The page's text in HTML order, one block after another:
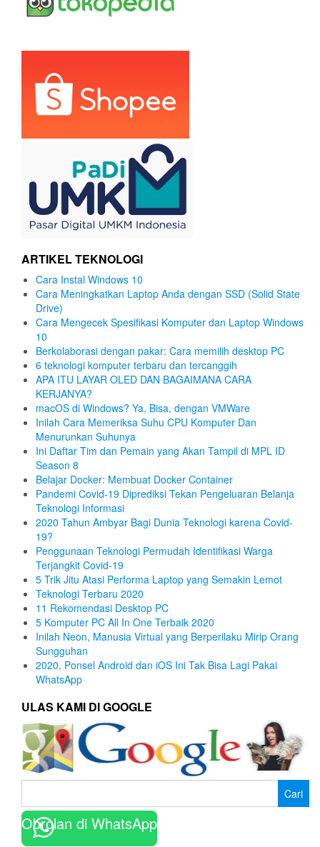
ARTIKEL TEKNOLOGI
Cara Instal Windows 10
Cara Meningkatkan Laptop Anda dengan SSD (Solid State
Drive)
Cara Mengecek Spesifikasi Komputer dan Laptop Windows
10
Berkolaborasi dengan pakar: Cara memilih desktop PC
6 teknologi komputer terbaru dan tercanggih
APA ITU LAYAR OLED DAN BAGAIMANA CARA
KERJANYA?
macOS di Windows? Ya, Bisa, dengan VMWare
Inilah Cara Memeriksa Suhu CPU Komputer Dan
Menurunkan Suhunya
Ini Daftar Tim dan Pemain yang Akan Tampil di MPL ID
Season 8
Belajar Docker: Membuat Docker Container
Pandemi Covid-19 Diprediksi Tekan Pengeluaran Belanja
Teknologi Informasi
2020 Tahun Ambyar Bagi Dunia Teknologi karena Covid-
19?
Penggunaan Teknologi Permudah Identifikasi Warga
Terjangkit Covid-19
5 Trik Jitu Atasi Performa Laptop yang Semakin Lemot
Teknologi Terbaru 2020
11 Rekomendasi Desktop PC
5 Komputer PC All In One Terbaik 2020
Inilah Neon, Manusia Virtual yang Berperilaku Mirip Orang
Sungguhan
2020, Ponsel Android dan iOS Ini Tak Bisa Lagi Pakai
WhatsApp
ULAS KAMI DI GOOGLE
Obrolan di WhatsApp